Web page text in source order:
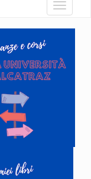
Toggle